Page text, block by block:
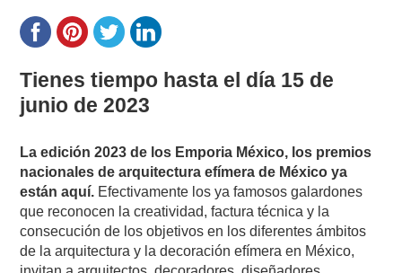
Tienes tiempo hasta el día 15 de
junio de 2023
La edición 2023 de los Emporia México, los premios
nacionales de arquitectura efímera de México ya
están aquí. Efectivamente los ya famosos galardones
que reconocen la creatividad, factura técnica y la
consecución de los objetivos en los diferentes ámbitos
de la arquitectura y la decoración efímera en México,